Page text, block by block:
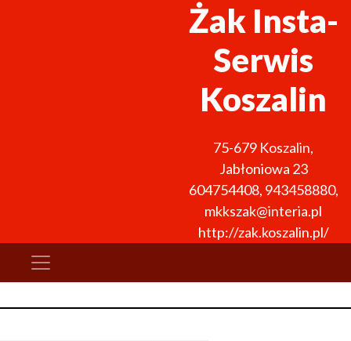
Żak Insta-
Serwis
Koszalin
75-679 Koszalin,
Jabłoniowa 23
604754408, 943458880,
mkkszak@interia.pl
http://zak.koszalin.pl/